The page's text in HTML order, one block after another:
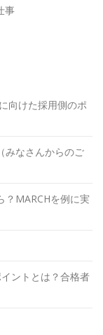
事
向けた採用側のポ
みなさんからのご
？MARCHを例に実
ントとは？合格者